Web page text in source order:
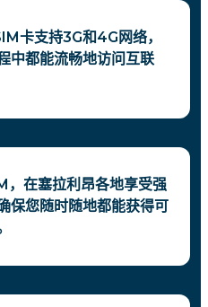
卡支持3G和4G网络，
中都能流畅地访问互联
，在塞拉利昂各地享受强
保您随时随地都能获得可